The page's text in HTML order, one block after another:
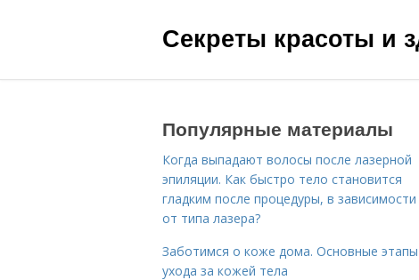
Секреты красоты и
Популярные материалы
Когда выпадают волосы после лазерной
эпиляции. Как быстро тело становится
гладким после процедуры, в зависимости
от типа лазера?
Заботимся о коже дома. Основные этапы
ухода за кожей тела